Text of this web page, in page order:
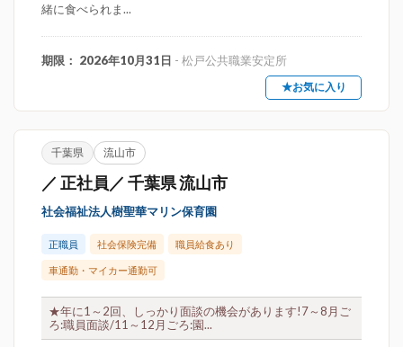
緒に食べられま...
期限： 2026年10月31日 - 松戸公共職業安定所
★お気に入り
千葉県 流山市
／ 正社員／ 千葉県 流山市
社会福祉法人樹聖華マリン保育園
正職員 社会保険完備 職員給食あり
車通勤・マイカー通勤可
★年に1～2回、しっかり面談の機会があります!7～8月ご
ろ:職員面談/11～12月ごろ:園...